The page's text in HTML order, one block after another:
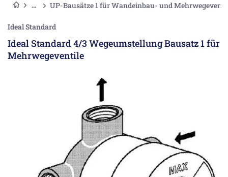
UP-Bausätze 1 für Wandeinbau- und
Ideal Standard
Ideal Standard 4/3 Wegeumstellung Bausatz 1 für
Mehrwegeventile